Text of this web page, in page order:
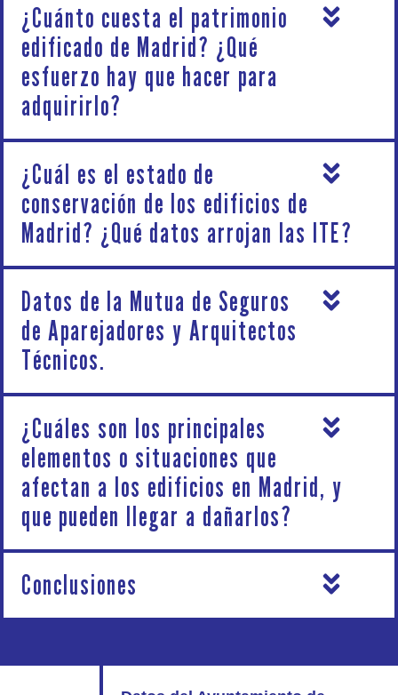
¿Cuánto cuesta el patrimonio
edificado de Madrid? ¿Qué
esfuerzo hay que hacer para
adquirirlo?
¿Cuál es el estado de
conservación de los edificios de
Madrid? ¿Qué datos arrojan las ITE?
Datos de la Mutua de Seguros
de Aparejadores y Arquitectos
Técnicos.
¿Cuáles son los principales
elementos o situaciones que
afectan a los edificios en Madrid, y
que pueden llegar a dañarlos?
Conclusiones